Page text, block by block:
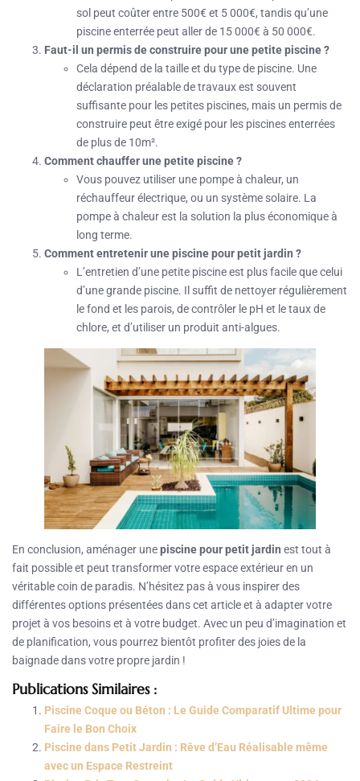
sol peut coûter entre 500€ et 5 000€, tandis qu’une
piscine enterrée peut aller de 15 000€ à 50 000€.
Faut-il un permis de construire pour une petite piscine ?
Cela dépend de la taille et du type de piscine. Une
déclaration préalable de travaux est souvent
suffisante pour les petites piscines, mais un permis de
construire peut être exigé pour les piscines enterrées
de plus de 10m².
Comment chauffer une petite piscine ?
Vous pouvez utiliser une pompe à chaleur, un
réchauffeur électrique, ou un système solaire. La
pompe à chaleur est la solution la plus économique à
long terme.
Comment entretenir une piscine pour petit jardin ?
L’entretien d’une petite piscine est plus facile que celui
d’une grande piscine. Il suffit de nettoyer régulièrement
le fond et les parois, de contrôler le pH et le taux de
chlore, et d’utiliser un produit anti-algues.
En conclusion, aménager unepiscine pour petit jardin est tout à
fait possible et peut transformer votre espace extérieur en un
véritable coin de paradis. N’hésitez pas à vous inspirer des
différentes options présentées dans cet article et à adapter votre
projet à vos besoins et à votre budget. Avec un peu d’imagination et
de planification, vous pourrez bientôt profiter des joies de la
baignade dans votre propre jardin !
Publications Similaires :
Piscine Coque ou Béton : Le Guide Comparatif Ultime pour
Faire le Bon Choix
Piscine dans Petit Jardin : Rêve d’Eau Réalisable même
avec un Espace Restreint